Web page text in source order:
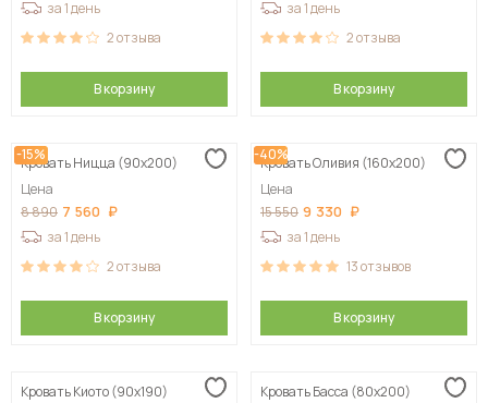
за 1 день
2отзыва
В корзину
за 1 день
2отзыва
В корзину
-15%
Кровать Ницца (90х200)
Цена
8 890 7 560
за 1 день
2отзыва
В корзину
-40%
Кровать Оливия (160х200)
Цена
15 550 9 330
за 1 день
13отзывов
В корзину
Кровать Киото (90х190)
Кровать Басса (80х200)